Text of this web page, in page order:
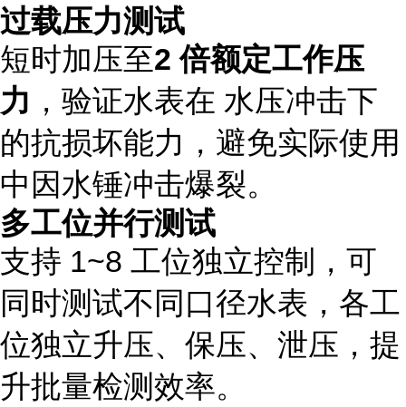
过载压力测试
短时加压至2 倍额定工作压
力 ，验证水表在 水压冲击下
的抗损坏能力，避免实际使用
中因水锤冲击爆裂。
多工位并行测试
支持 1~8 工位独立控制，可
同时测试不同口径水表，各工
位独立升压、保压、泄压，提
升批量检测效率。